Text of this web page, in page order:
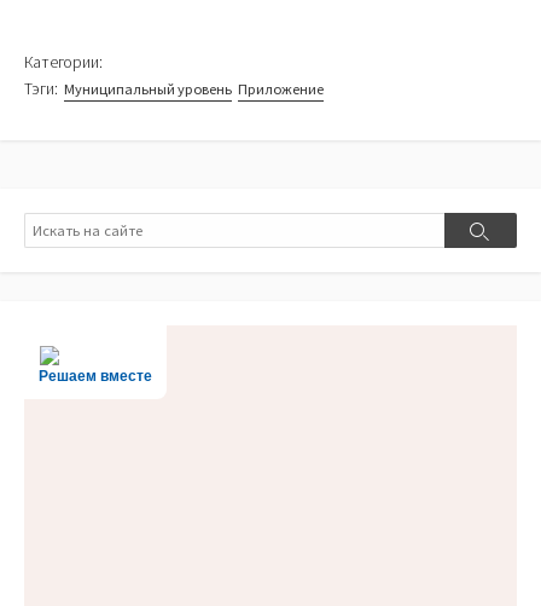
Категории:
Тэги: Муниципальный уровень Приложение
Поиск
Поиск
Решаем вместе